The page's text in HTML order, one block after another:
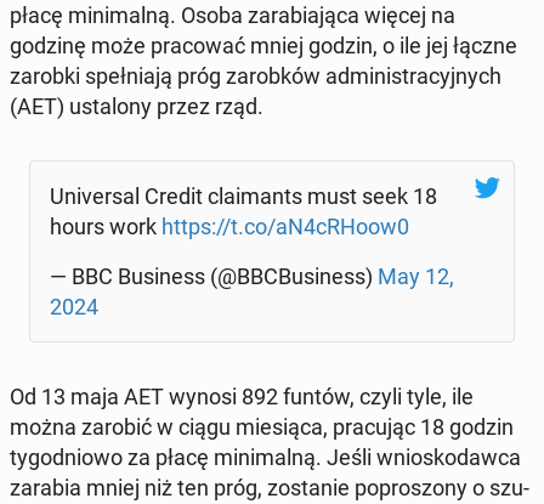
płacę mi­ni­mal­ną. Osoba za­ra­bia­ją­ca więcej na
godzinę może pra­co­wać mniej godzin, o ile jej łączne
zarobki speł­nia­ją próg za­rob­ków ad­mi­ni­stra­cyj­nych
(AET) usta­lo­ny przez rząd.
Uni­ver­sal Credit cla­imants must seek 18
hours work https://t.co/aN4cRHoow0
— BBC Bu­si­ness (@BBC­Bu­si­ness) May 12,
2024
Od 13 maja AET wynosi 892 funtów, czyli tyle, ile
można zarobić w ciągu mie­sią­ca, pra­cu­jąc 18 godzin
ty­go­dnio­wo za płacę mi­ni­mal­ną. Jeśli wnio­sko­daw­ca
zarabia mniej niż ten próg, zo­sta­nie po­pro­szo­ny o szu­